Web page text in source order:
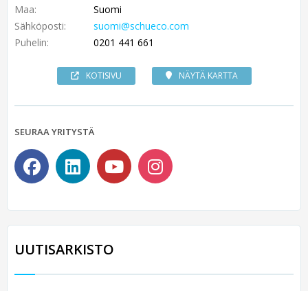
Maa:
Suomi
Sähköposti:
suomi@schueco.com
Puhelin:
0201 441 661
KOTISIVU NÄYTÄ KARTTA
SEURAA YRITYSTÄ
UUTISARKISTO